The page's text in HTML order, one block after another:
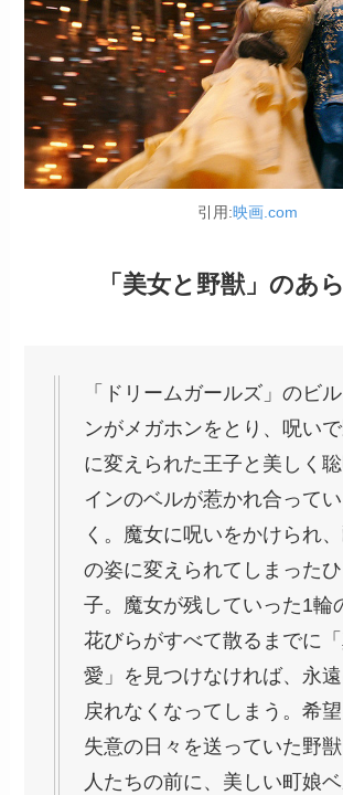
引用:映画.com
「美女と野獣」のあ
「ドリームガールズ」のビ
ンがメガホンをとり、呪い
に変えられた王子と美しく
インのベルが惹かれ合って
く。魔女に呪いをかけられ
の姿に変えられてしまった
子。魔女が残していった1輪
花びらがすべて散るまでに
愛」を見つけなければ、永
戻れなくなってしまう。希
失意の日々を送っていた野
人たちの前に、美しい町娘